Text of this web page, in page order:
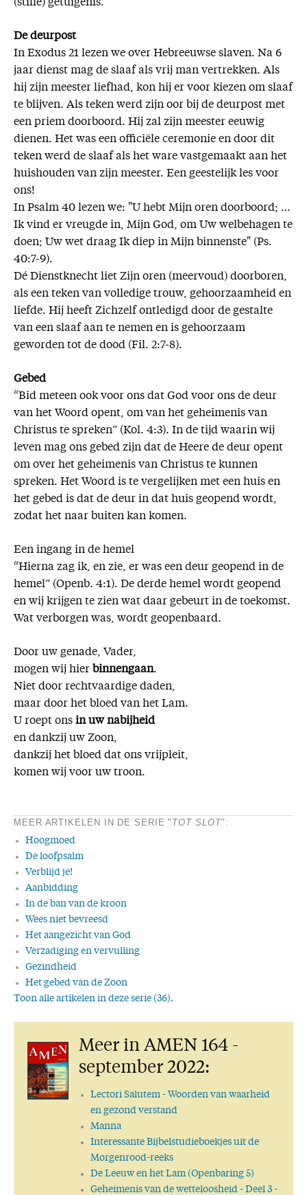
(stille) getuigenis.
De deurpost
In Exodus 21 lezen we over Hebreeuwse slaven. Na 6
jaar dienst mag de slaaf als vrij man vertrekken. Als
hij zijn meester liefhad, kon hij er voor kiezen om slaaf
te blijven. Als teken werd zijn oor bij de deurpost met
een priem doorboord. Hij zal zijn meester eeuwig
dienen. Het was een officiële ceremonie en door dit
teken werd de slaaf als het ware vastgemaakt aan het
huishouden van zijn meester. Een geestelijk les voor
ons!
In Psalm 40 lezen we: "U hebt Mijn oren doorboord; …
Ik vind er vreugde in, Mijn God, om Uw welbehagen te
doen; Uw wet draag Ik diep in Mijn binnenste" (Ps.
40:7-9).
Dé Dienstknecht liet Zijn oren (meervoud) doorboren,
als een teken van volledige trouw, gehoorzaamheid en
liefde. Hij heeft Zichzelf ontledigd door de gestalte
van een slaaf aan te nemen en is gehoorzaam
geworden tot de dood (Fil. 2:7-8).
Gebed
“Bid meteen ook voor ons dat God voor ons de deur
van het Woord opent, om van het geheimenis van
Christus te spreken” (Kol. 4:3). In de tijd waarin wij
leven mag ons gebed zijn dat de Heere de deur opent
om over het geheimenis van Christus te kunnen
spreken. Het Woord is te vergelijken met een huis en
het gebed is dat de deur in dat huis geopend wordt,
zodat het naar buiten kan komen.
Een ingang in de hemel
“Hierna zag ik, en zie, er was een deur geopend in de
hemel” (Openb. 4:1). De derde hemel wordt geopend
en wij krijgen te zien wat daar gebeurt in de toekomst.
Wat verborgen was, wordt geopenbaard.
Door uw genade, Vader,
mogen wij hier binnengaan.
Niet door rechtvaardige daden,
maar door het bloed van het Lam.
U roept ons in uw nabijheid
en dankzij uw Zoon,
dankzij het bloed dat ons vrijpleit,
komen wij voor uw troon.
MEER ARTIKELEN IN DE SERIE " TOT SLOT":
Hoogmoed
De loofpsalm
Verblijd je!
Aanbidding
In de ban van de kroon
Wees niet bevreesd
Het aangezicht van God
Verzadiging en vervulling
Gezindheid
Het gebed van de Zoon
Toon alle artikelen in deze serie (36).
Troost
Verwachting
Kennis
Deuren en poorten
Niet alleen, maar samen
Freedom of speech!
Wandelen op de levensweg
Meer in AMEN 164 -
september 2022:
Lectori Salutem- Woorden van waarheid
en gezond verstand
Manna
Interessante Bijbelstudieboekjes uit de
Morgenrood-reeks
De Leeuw en het Lam (Openbaring 5)
Geheimenis van de wetteloosheid- Deel 3 -